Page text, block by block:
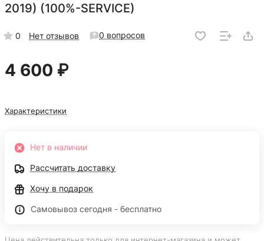
2019) (100%-SERVICE)
0 Нет отзывов 0 вопросов
4 600 ₽
Характеристики
Нет в наличии
Рассчитать доставку
Хочу в подарок
Самовывоз сегодня - бесплатно